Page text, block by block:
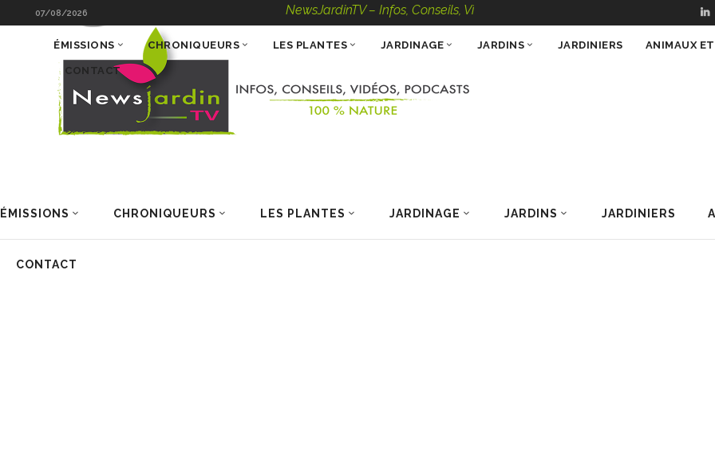
07/08/2026 NewsJardinTV – Infos, Conseils, Vidéos, Podcasts – 100 % Nature
ÉMISSIONS CHRONIQUEURS LES PLANTES JARDINAGE JARDINS JARDINIERS
CONTACT
ÉMISSIONS CHRONIQUEURS LES PLANTES JARDINAGE JARDINS JARDINIERS ANIMAUX
CONTACT